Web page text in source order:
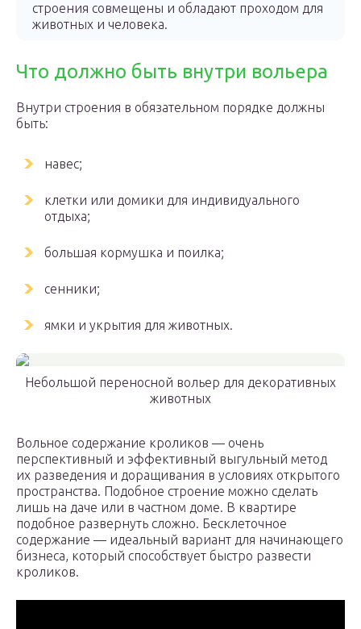
строения совмещены и обладают проходом для
животных и человека.
Что должно быть внутри вольера
Внутри строения в обязательном порядке должны
быть:
навес;
клетки или домики для индивидуального
отдыха;
большая кормушка и поилка;
сенники;
ямки и укрытия для животных.
Небольшой переносной вольер для декоративных
животных
Вольное содержание кроликов — очень
перспективный и эффективный выгульный метод
их разведения и доращивания в условиях открытого
пространства. Подобное строение можно сделать
лишь на даче или в частном доме. В квартире
подобное развернуть сложно. Бесклеточное
содержание — идеальный вариант для начинающего
бизнеса, который способствует быстро развести
кроликов.